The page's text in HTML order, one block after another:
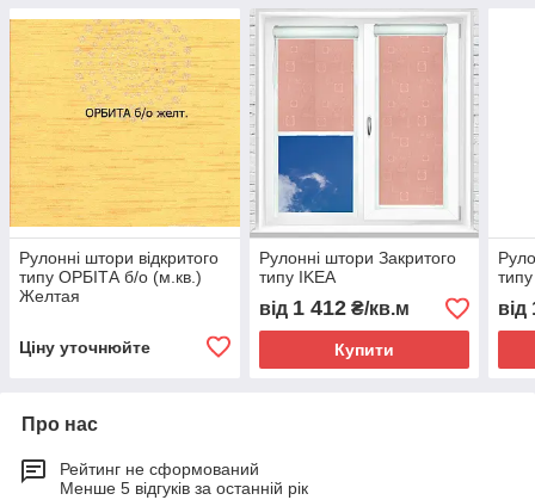
Рулонні штори відкритого
типу ОРБІТА б/о (м.кв.)
Желтая
Ціну уточнюйте
Рулонні штори Закритого
типу IKEA
від 1 412₴/кв.м
Купити
від
Про нас
Рейтинг не сформований
Менше 5 відгуків за останній рік